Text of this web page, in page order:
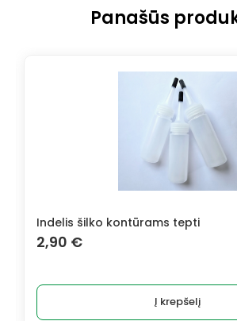
Panašūs
Indelis šilko kontūrams tepti
2,90 €
Į krepšelį